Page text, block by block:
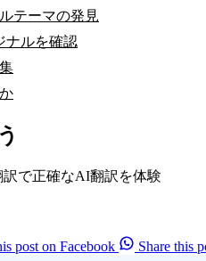
テーマの発見
ナルを確認
訳で正確なAI翻訳を体験
post on Facebook Share this